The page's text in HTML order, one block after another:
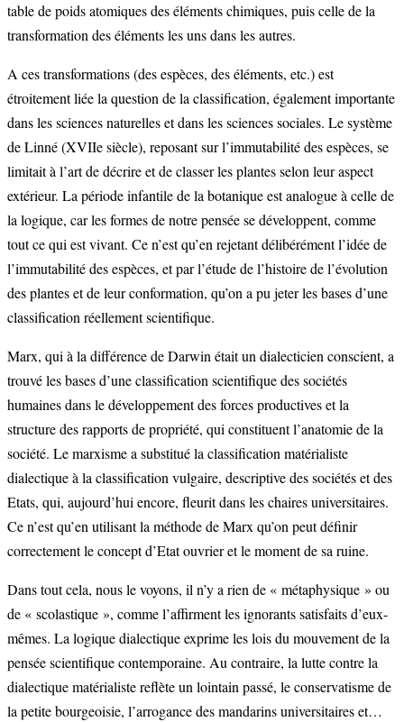
table de poids atomiques des éléments chimiques, puis celle de la
transformation des éléments les uns dans les autres.
A ces transformations (des espèces, des éléments, etc.) est
étroitement liée la question de la classification, également importante
dans les sciences naturelles et dans les sciences sociales. Le système
de Linné (XVIIe siècle), reposant sur l’immutabilité des espèces, se
limitait à l’art de décrire et de classer les plantes selon leur aspect
extérieur. La période infantile de la botanique est analogue à celle de
la logique, car les formes de notre pensée se développent, comme
tout ce qui est vivant. Ce n’est qu’en rejetant délibérément l’idée de
l’immutabilité des espèces, et par l’étude de l’histoire de l’évolution
des plantes et de leur conformation, qu’on a pu jeter les bases d’une
classification réellement scientifique.
Marx, qui à la différence de Darwin était un dialecticien conscient, a
trouvé les bases d’une classification scientifique des sociétés
humaines dans le développement des forces productives et la
structure des rapports de propriété, qui constituent l’anatomie de la
société. Le marxisme a substitué la classification matérialiste
dialectique à la classification vulgaire, descriptive des sociétés et des
Etats, qui, aujourd’hui encore, fleurit dans les chaires universitaires.
Ce n’est qu’en utilisant la méthode de Marx qu’on peut définir
correctement le concept d’Etat ouvrier et le moment de sa ruine.
Dans tout cela, nous le voyons, il n’y a rien de « métaphysique » ou
de « scolastique », comme l’affirment les ignorants satisfaits d’eux-
mêmes. La logique dialectique exprime les lois du mouvement de la
pensée scientifique contemporaine. Au contraire, la lutte contre la
dialectique matérialiste reflète un lointain passé, le conservatisme de
la petite bourgeoisie, l’arrogance des mandarins universitaires et…